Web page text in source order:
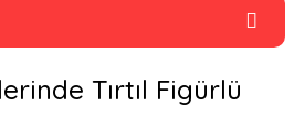
Tırtıl Figürlü